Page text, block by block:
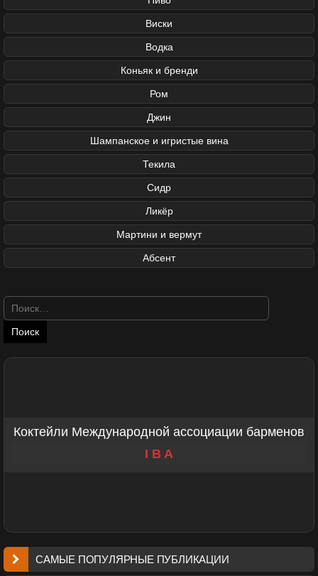
Виски
Водка
Коньяк и бренди
Ром
Джин
Шампанское и игристые вина
Текила
Сидр
Ликёр
Мартини и вермут
Абсент
Найти:
Коктейли Международной ассоциации барменов
I B A
САМЫЕ ПОПУЛЯРНЫЕ ПУБЛИКАЦИИ